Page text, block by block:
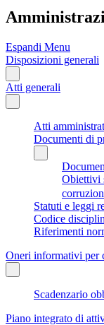
Espandi Menu
Disposizioni generali
Atti generali
Atti
Documenti di
Obiettivi
Statuti e leggi
Codice
Riferimenti
Oneri informativi per
Scadenzario
Piano integrato di